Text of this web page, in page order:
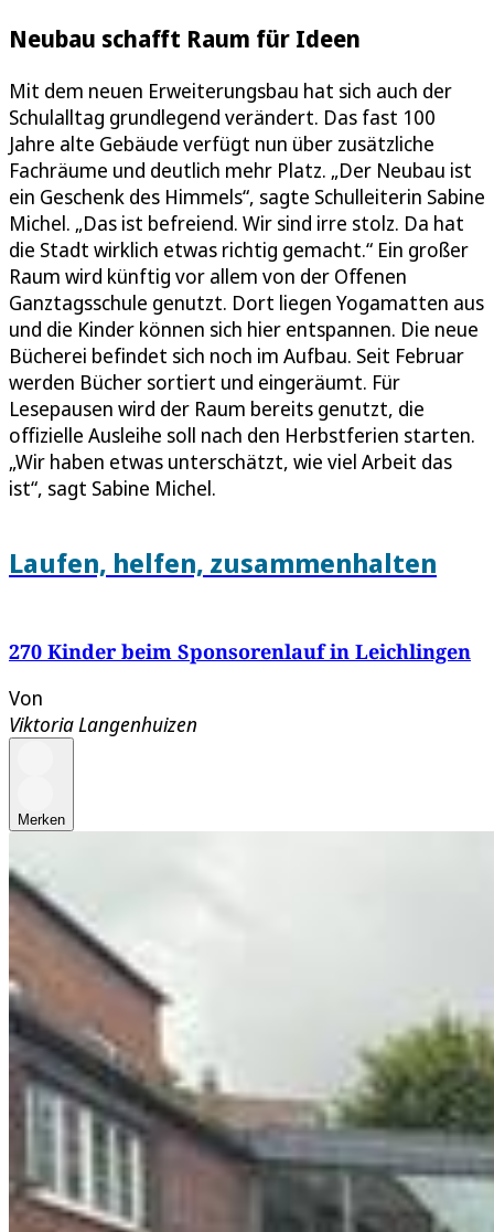
Neubau schafft Raum für Ideen
Mit dem neuen Erweiterungsbau hat sich auch der
Schulalltag grundlegend verändert. Das fast 100
Jahre alte Gebäude verfügt nun über zusätzliche
Fachräume und deutlich mehr Platz. „Der Neubau ist
ein Geschenk des Himmels“, sagte Schulleiterin Sabine
Michel. „Das ist befreiend. Wir sind irre stolz. Da hat
die Stadt wirklich etwas richtig gemacht.“ Ein großer
Raum wird künftig vor allem von der Offenen
Ganztagsschule genutzt. Dort liegen Yogamatten aus
und die Kinder können sich hier entspannen. Die neue
Bücherei befindet sich noch im Aufbau. Seit Februar
werden Bücher sortiert und eingeräumt. Für
Lesepausen wird der Raum bereits genutzt, die
offizielle Ausleihe soll nach den Herbstferien starten.
„Wir haben etwas unterschätzt, wie viel Arbeit das
ist“, sagt Sabine Michel.
Laufen, helfen, zusammenhalten
270 Kinder beim Sponsorenlauf in Leichlingen
Von
Viktoria Langenhuizen
Merken